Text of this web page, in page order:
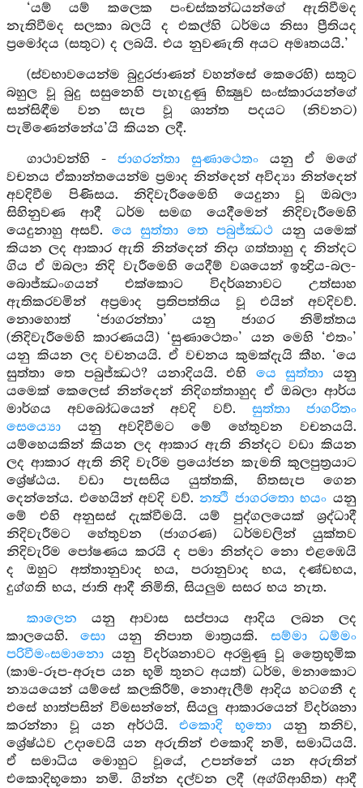
‘යම් යම් කලෙක පංචස්කන්ධයන්ගේ ඇතිවීමද
නැතිවීමද සලකා බලයි ද එකල්හි ධර්මය නිසා ප්‍රීතියද
ප්‍රමෝදය (සතුට) ද ලබයි. එය නුවණැති අයට අමෘතයයි.’
(ස්වභාවයෙන්ම බුදුරජාණන් වහන්සේ කෙරෙහි) සතුට
බහුල වූ බුදු සසුනෙහි පැහැදුණු භික්‍ෂුව සංස්කාරයන්ගේ
සන්සිඳීම වන සැප වූ ශාන්ත පදයට (නිවනට)
පැමිණෙන්නේය’යි කියන ලදී.
ගාථාවන්හි -ජාගරන්තා සුණාථෙතං යනු ඒ මගේ
වචනය ඒකාන්තයෙන්ම ප්‍රමාද නින්දෙන් අවිද්‍යා නින්දෙන්
අවදිවීම පිණිසය. නිදිවැරීමෛහි යෙදුනා වූ ඔබලා
සිහිනුවණ ආදී ධර්ම සමඟ යෙදීමෙන් නිදිවැරීමෙහි
යෙදුනාහු අසව්. යෙ සුත්තා තෙ පබුජ්ඣථ යනු යමෙක්
කියන ලද ආකාර ඇති නින්දෙන් නිදා ගත්තාහු ද නින්දට
ගිය ඒ ඔබලා නිදි වැරීමෙහි යෙදීම් වශයෙන් ඉන්‍ද්‍රිය-බල-
බොජ්ඣංගයන් එක්කොට විදර්ශනාවට උත්සාහ
ඇතිකරවමින් අප්‍රමාද ප්‍රතිපත්තිය වූ එයින් අවදිවව්.
නොහොත් ‘ජාගරන්තා’ යනු ජාගර නිමිත්තය
(නිදිවැරීමෙහි කාරණයයි) ‘සුණාථෙතං’ යන මෙහි ‘එතං’
යනු කියන ලද වචනයයි. ඒ වචනය කුමක්දැයි කීහ. ‘යෙ
සුත්තා තෙ පබුජ්ඣථ? යනාදියයි. එහි යෙ සුත්තායනු
යමෙක් කෙලෙස් නින්දෙන් නිදිගත්තාහුද ඒ ඔබලා ආර්ය
මාර්ගය අවබෝධයෙන් අවදි වව්. සුත්තා ජාගරිතං
සෙය්‍යො යනු අවදිවීමට මේ හේතුවන වචනයයි.
යම්හෙයකින් කියන ලද ආකාර ඇති නින්දට වඩා කියන
ලද ආකාර ඇති නිදි වැරිම ප්‍රයෝජන කැමති කුලපුත්‍රයාට
ශ්‍රේෂ්ඨය. වඩා පැසසිය යුත්තකි, හිතසැප ගෙන
දෙන්නේය. එහෙයින් අවදි වව්.නත්‍ථි ජාගරතො භයං යනු
මේ එහි අනුසස් දැක්වීමයි. යම් පුද්ගලයෙක් ශ්‍රද්ධාදී
නිදිවැරීමට හේතුවන (ජාගරණ) ධර්මවලින් යුක්තව
නිදිවැරිම පෝෂණය කරයි ද පමා නින්දට නො එළඹෙයි
ද ඔහුට අත්තානුවාද භය, පරානුවාද භය, දණ්ඩභය,
දුග්ගති භය, ජාති ආදී නිමිති, සියලුම සසර භය නැත.
කාලෙන යනු ආවාස සප්පාය ආදිය ලබන ලද
කාලයෙහි.සො යනු නිපාත මාත්‍රයකි. සම්මා ධම්මං
පරිවීමංසමානො යනු විදර්ශනාවට අරමුණු වූ ත්‍රෛභූමික
(කාම-රූප-අරූප යන භූමි තුනට අයත්) ධර්ම, මනාකොට
න්‍යයයෙන් යම්සේ කලකිරීම්, නොඇලීම් ආදිය හටගනී ද
එසේ හාත්පසින් විමසන්නේ, සියලු ආකාරයෙන් විදර්ශනා
කරන්නා වූ යන අර්ථයි.එකොදි භූතො යනු තනිව,
ශ්‍රේෂ්ඨව උදාවෙයි යන අරුතින් එකොදි නමි, සමාධියයි.
ඒ සමාධිය මොහුට වූයේ, උපන්නේ යන අරුතින්
එකොදිභූතො නමි. ගින්න දල්වන ලදී (අග්ගිආහිත) ආදී